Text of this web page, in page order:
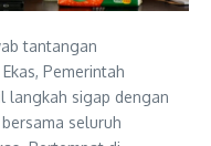
tantangan
Pemerintah
langkah sigap dengan
seluruh